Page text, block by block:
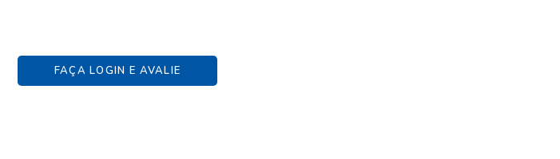
FAÇA LOGIN E AVALIE